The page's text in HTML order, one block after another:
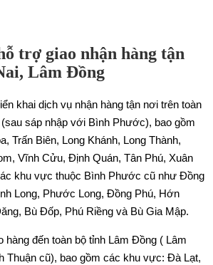
trợ giao nhận hàng tận
Lâm Đồng
khai dịch vụ nhận hàng tận nơi trên toàn
sáp nhập với Bình Phước), bao gồm
Trấn Biên, Long Khánh, Long Thành,
Vĩnh Cửu, Định Quán, Tân Phú, Xuân
khu vực thuộc Bình Phước cũ như Đồng
Long, Phước Long, Đồng Phú, Hớn
Bù Đốp, Phú Riềng và Bù Gia Mập.
hàng đến toàn bộ tỉnh Lâm Đồng ( Lâm
Thuận cũ), bao gồm các khu vực: Đà Lạt,